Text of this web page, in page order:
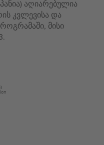
აღიარებულია
კვლევისა და
მისი